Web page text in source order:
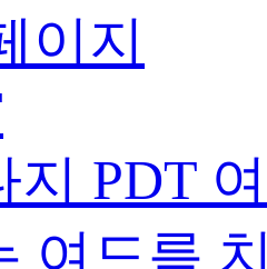
이지
지 PDT
여드름